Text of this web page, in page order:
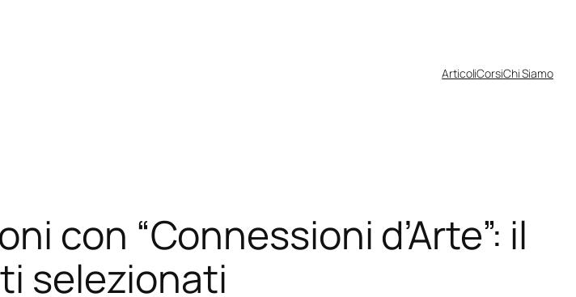
ArticoliCorsiChi Siamo
con “Connessioni d’Arte”: il
selezionati